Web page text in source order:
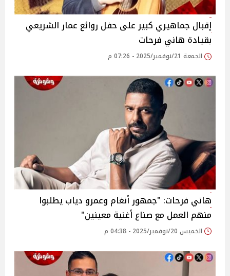
إقبال جماهيري كبير على حفل روائع عمار الشريعي
بقيادة هاني فرحات
الجمعة 21/نوفمبر/2025 - 07:26 م
هاني فرحات: "جمهور أنغام وعمرو دياب يطلبوا
منهم العمل مع صناع أغنية معينين"
الخميس 20/نوفمبر/2025 - 04:38 م